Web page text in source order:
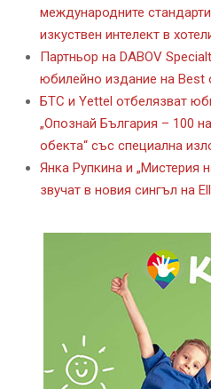
международните
изкуствен интелект в
Партньор на DABOV
юбилейно издание на Best
БТС и Yettel отбелязват
„Опознай България – 100
обекта“ със специална
Янка Рупкина и „Мистерия
звучат в новия сингъл на